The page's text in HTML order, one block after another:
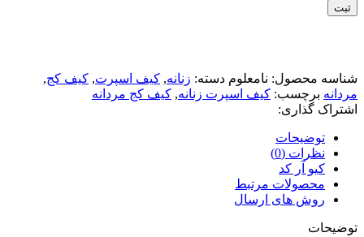
ثبت
شناسه محصول: نامعلوم دسته: زنانه, کیف اسپرت, کیف کج,
مردانه برچسب: کیف اسپرت زنانه, کیف کج مردانه
اشتراک گذاری:
توضیحات
نظرات (0)
کیو آر کد
محصولات مرتبط
روش های ارسال
توضیحات